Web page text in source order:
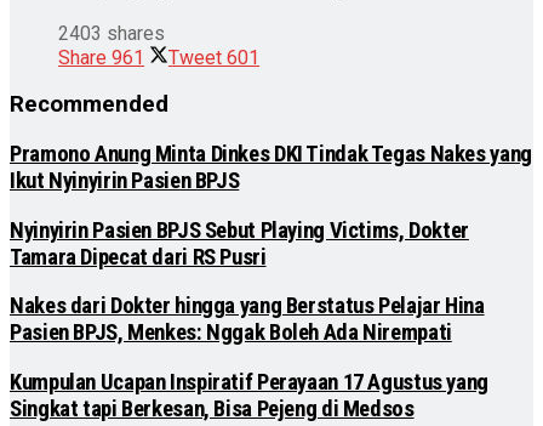
2403 shares
Share 961 Tweet 601
Recommended
Pramono Anung Minta Dinkes DKI Tindak Tegas Nakes yang
Ikut Nyinyirin Pasien BPJS
Nyinyirin Pasien BPJS Sebut Playing Victims, Dokter
Tamara Dipecat dari RS Pusri
Nakes dari Dokter hingga yang Berstatus Pelajar Hina
Pasien BPJS, Menkes: Nggak Boleh Ada Nirempati
Kumpulan Ucapan Inspiratif Perayaan 17 Agustus yang
Singkat tapi Berkesan, Bisa Pejeng di Medsos